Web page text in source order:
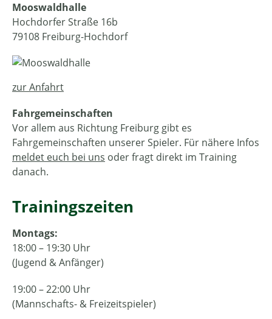
Mooswaldhalle
Hochdorfer Straße 16b
79108 Freiburg-Hochdorf
zur Anfahrt
Fahrgemeinschaften
Vor allem aus Richtung Freiburg gibt es
Fahrgemeinschaften unserer Spieler. Für nähere Infos
meldet euch bei uns oder fragt direkt im Training
danach.
Trainingszeiten
Montags:
18:00 – 19:30 Uhr
(Jugend & Anfänger)
19:00 – 22:00 Uhr
(Mannschafts- & Freizeitspieler)